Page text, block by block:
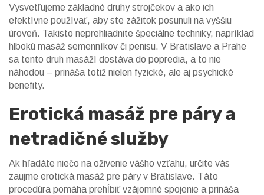
Vysvetľujeme základné druhy strojčekov a ako ich
efektívne používať, aby ste zážitok posunuli na vyššiu
úroveň. Takisto neprehliadnite špeciálne techniky, napríklad
hlbokú masáž semenníkov či penisu. V Bratislave a Prahe
sa tento druh masáží dostáva do popredia, a to nie
náhodou – prináša totiž nielen fyzické, ale aj psychické
benefity.
Erotická masáž pre páry a
netradičné služby
Ak hľadáte niečo na oživenie vášho vzťahu, určite vás
zaujme erotická masáž pre páry v Bratislave. Táto
procedúra pomáha prehĺbiť vzájomné spojenie a prináša